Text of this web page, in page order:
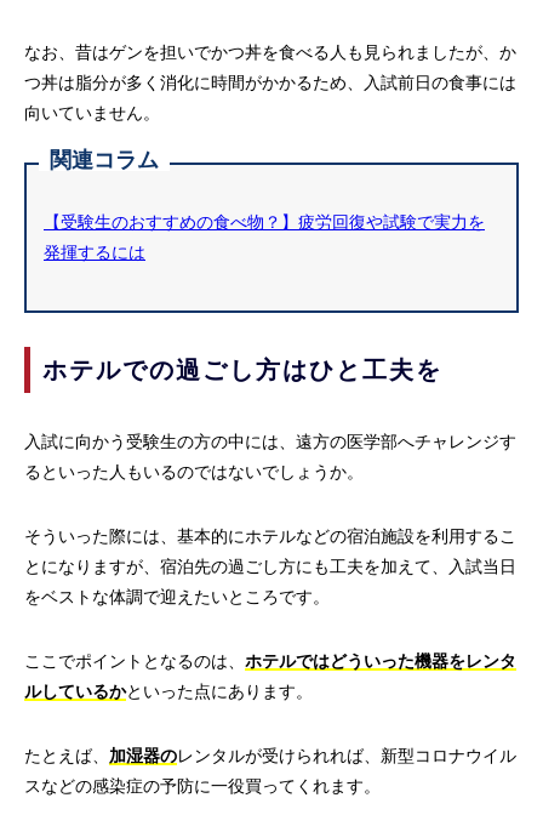
なお、昔はゲンを担いでかつ丼を食べる人も見られましたが、か
つ丼は脂分が多く消化に時間がかかるため、入試前日の食事には
向いていません。
関連コラム
【受験生のおすすめの食べ物？】疲労回復や試験で実力を
発揮するには
ホテルでの過ごし方はひと工夫を
入試に向かう受験生の方の中には、遠方の医学部へチャレンジす
るといった人もいるのではないでしょうか。
そういった際には、基本的にホテルなどの宿泊施設を利用するこ
とになりますが、宿泊先の過ごし方にも工夫を加えて、入試当日
をベストな体調で迎えたいところです。
ここでポイントとなるのは、 ホテルではどういった機器をレンタ
ルしているかといった点にあります。
たとえば、 加湿器のレンタルが受けられれば、新型コロナウイル
スなどの感染症の予防に一役買ってくれます。